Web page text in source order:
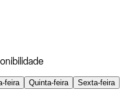
feira Quinta-feira
Sexta-feira